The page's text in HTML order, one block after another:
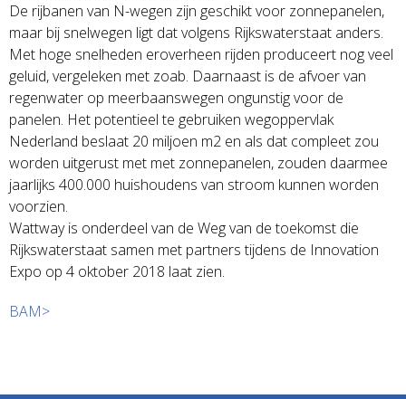
De rijbanen van N-wegen zijn geschikt voor zonnepanelen,
maar bij snelwegen ligt dat volgens Rijkswaterstaat anders.
Met hoge snelheden eroverheen rijden produceert nog veel
geluid, vergeleken met zoab. Daarnaast is de afvoer van
regenwater op meerbaanswegen ongunstig voor de
panelen. Het potentieel te gebruiken wegoppervlak
Nederland beslaat 20 miljoen m2 en als dat compleet zou
worden uitgerust met met zonnepanelen, zouden daarmee
jaarlijks 400.000 huishoudens van stroom kunnen worden
voorzien.
Wattway is onderdeel van de Weg van de toekomst die
Rijkswaterstaat samen met partners tijdens de Innovation
Expo op 4 oktober 2018 laat zien.
BAM>